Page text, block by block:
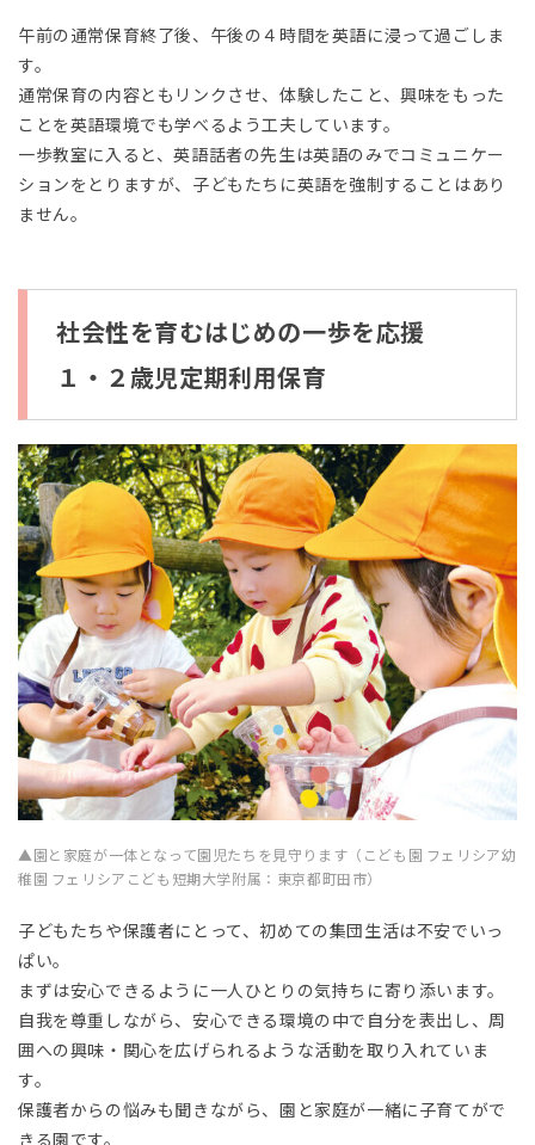
午前の通常保育終了後、午後の４時間を英語に浸って過ごしま
す。
通常保育の内容ともリンクさせ、体験したこと、興味をもった
ことを英語環境でも学べるよう工夫しています。
一歩教室に入ると、英語話者の先生は英語のみでコミュニケー
ションをとりますが、子どもたちに英語を強制することはあり
ません。
社会性を育むはじめの一歩を応援
１・２歳児定期利用保育
▲園と家庭が一体となって園児たちを見守ります（こども園 フェリシア幼
稚園 フェリシアこども短期大学附属：東京都町田市）
子どもたちや保護者にとって、初めての集団生活は不安でいっ
ぱい。
まずは安心できるように一人ひとりの気持ちに寄り添います。
自我を尊重しながら、安心できる環境の中で自分を表出し、周
囲への興味・関心を広げられるような活動を取り入れていま
す。
保護者からの悩みも聞きながら、園と家庭が一緒に子育てがで
きる園です。